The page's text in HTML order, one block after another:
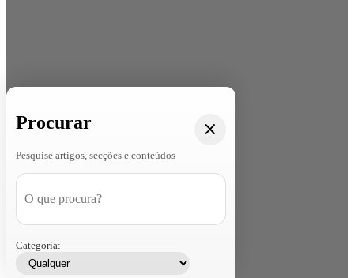
Procurar
Pesquise artigos, secções e conteúdos
Categoria: